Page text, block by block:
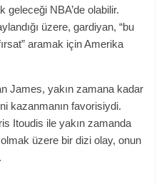
geleceği NBA’de olabilir.
üzere, gardiyan, “bu
aramak için Amerika
James, yakın zamana kadar
kazanmanın favorisiydi.
Itoudis ile yakın zamanda
üzere bir dizi olay, onun